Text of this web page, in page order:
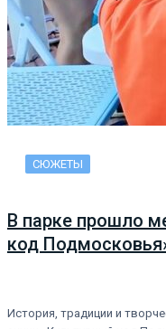
СЮЖЕТЫ
В парке прошло
код
История, традиции и